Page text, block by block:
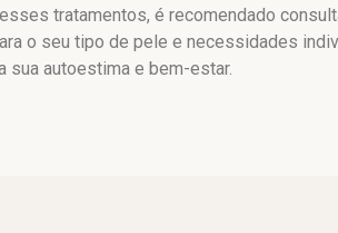
tratamentos, é recomendado
o seu tipo de pele e necessidades
sua autoestima e bem-estar.